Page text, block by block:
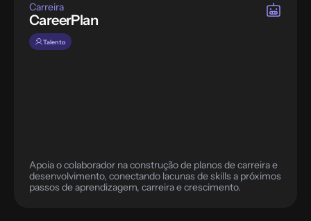
Carreira
CareerPlan
Talento
Apoia o colaborador na construção de planos de carreira e
desenvolvimento, conectando lacunas de skills a próximos
passos de aprendizagem, carreira e crescimento.